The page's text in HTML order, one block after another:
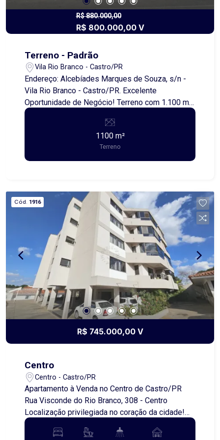
R$ 880.000,00
R$ 800.000,00 V
Terreno - Padrão
Vila Rio Branco - Castro/PR
Endereço: Alcebíades Marques de Souza, s/n -
Vila Rio Branco - Castro/PR. Excelente
Oportunidade de Negócio! Terreno com 1.100 m²
disponível em uma das regiões mais procuradas
da cidade. Localização estratégica, ideal para
quem busca investir em um espaço com grande
potencial de valorização. Perfeito para
construção residencial, comercial ou projetos
escolha inteligente para quem deseja investir
com segurança e retorno garantido. Não perca
essa chance de adquirir um imóvel único em uma
área de alta demanda. Entre em contato e saiba
1100 m²
Terreno
Cód. 1916
R$ 745.000,00 V
Centro
Centro - Castro/PR
Apartamento à Venda no Centro de Castro/PR
Rua Visconde do Rio Branco, 308 - Centro
Localização privilegiada no coração da cidade!
Detalhes do imóvel: - 2 quartos - 1 suíte -
Banheiro social - Cozinha planejada - Sala de